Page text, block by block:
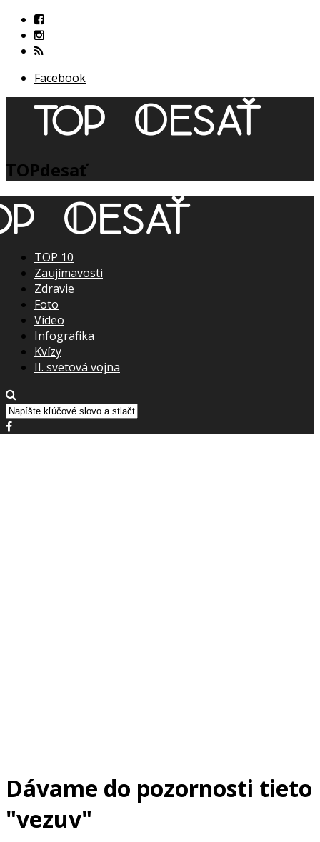
Facebook
TOPdesať
TOP 10
Zaujímavosti
Zdravie
Foto
Video
Infografika
Kvízy
II. svetová vojna
Dávame do pozornosti tieto
"vezuv"